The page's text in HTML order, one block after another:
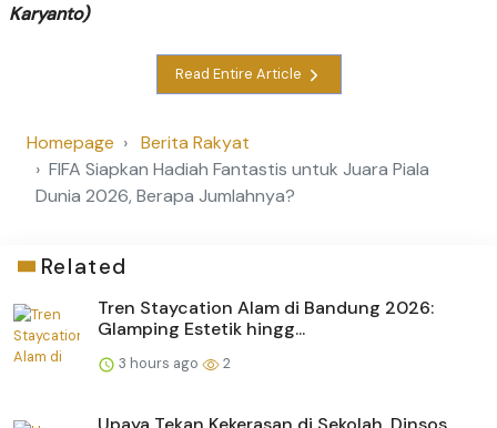
Karyanto)
Read Entire Article
Homepage
Berita Rakyat
FIFA Siapkan Hadiah Fantastis untuk Juara Piala
Dunia 2026, Berapa Jumlahnya?
Related
Tren Staycation Alam di Bandung 2026:
Glamping Estetik hingg...
3 hours ago 2